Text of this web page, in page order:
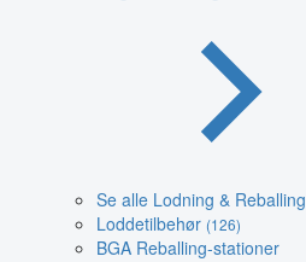
Se alle Lodning & Reballing
Loddetilbehør (126)
BGA Reballing-stationer